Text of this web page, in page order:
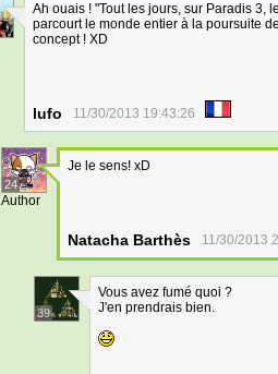
Ah ouais ! "Tout les jours, sur Paradis 3,
parcourt le monde entier à la poursuite
concept ! XD
lufo 11/30/2013 19:43:26
24
Author
Je le sens! xD
Natacha Barthès 11/30/2013
39
Vous avez fumé quoi ?
J'en prendrais bien.